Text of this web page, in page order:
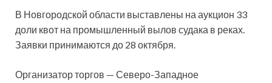
В Новгородской области выставлены на аукцион 33
доли квот на промышленный вылов судака в реках.
Заявки принимаются до 28 октября.
Организатор торгов — Северо-Западное